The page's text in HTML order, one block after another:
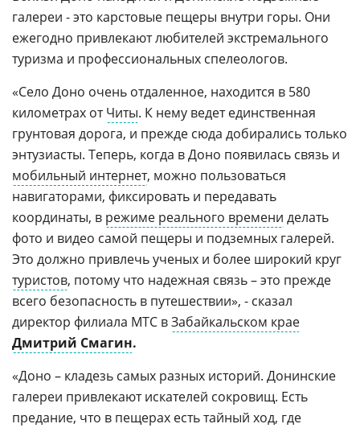
галереи - это карстовые пещеры внутри горы. Они
ежегодно привлекают любителей экстремального
туризма и профессиональных спелеологов.
«Село Доно очень отдаленное, находится в 580
километрах отЧиты. К нему ведет единственная
грунтовая дорога, и прежде сюда добирались только
энтузиасты. Теперь, когда в Доно появилась связь и
мобильный интернет, можно пользоваться
навигаторами, фиксировать и передавать
координаты, в режиме реального времени делать
фото и видео самой пещеры и подземных галерей.
Это должно привлечь ученых и более широкий круг
туристов, потому что надежная связь – это прежде
всего безопасность в путешествии», - сказал
директор филиала МТС вЗабайкальском крае
Дмитрий Смагин.
«Доно – кладезь самых разных историй. Донинские
галереи привлекают искателей сокровищ. Есть
предание, что в пещерах есть тайный ход, где